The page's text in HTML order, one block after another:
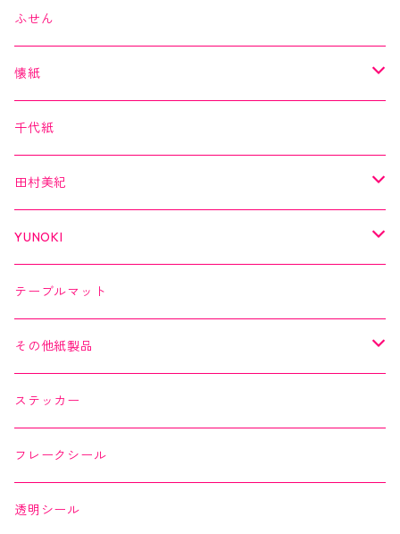
２巻セット
美MONDE
デコレーションテープ（クリアテープ）
田村美紀
クリアテープ
切子
螺鈿
日本の伝統美
スイーツカード
YUNOKI
田村美紀
ふせん
懐紙
Kimono美
美MONDE
乙女懐紙
Kaishi de saison
よもやまペーパー
縁起どうぶつ懐紙
Okashi na Kaishi
千代紙
田村美紀
よもやまペーパー
マスキングテープ
マスキングシール
ちぎり絵カード
YUNOKI
マスキングテープ
メッセージカード
テーブルマット
その他紙製品
よもやまペーパー
ちぎり絵カード
ステッカー
フレークシール
透明シール